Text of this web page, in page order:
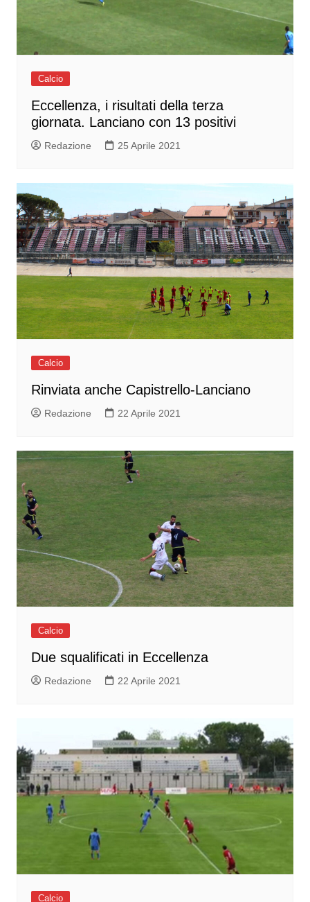
Calcio
Eccellenza, i risultati della terza
giornata. Lanciano con 13 positivi
Redazione 25 Aprile 2021
Calcio
Rinviata anche Capistrello-Lanciano
Redazione 22 Aprile 2021
Calcio
Due squalificati in Eccellenza
Redazione 22 Aprile 2021
Calcio